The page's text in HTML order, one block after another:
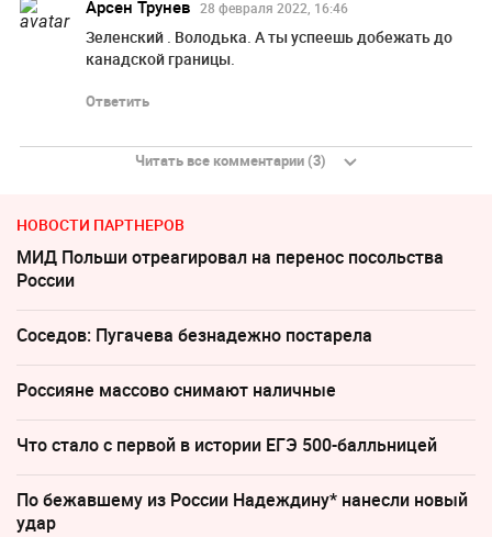
Арсен Трунев 28 февраля 2022, 16:46
Зеленский . Володька. А ты успеешь добежать до
канадской границы.
Ответить
Читать все комментарии (3)
НОВОСТИ ПАРТНЕРОВ
МИД Польши отреагировал на перенос посольства
России
Соседов: Пугачева безнадежно постарела
Россияне массово снимают наличные
Что стало с первой в истории ЕГЭ 500-балльницей
По бежавшему из России Надеждину* нанесли новый
удар